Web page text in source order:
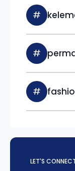
#
#
#
LET'S